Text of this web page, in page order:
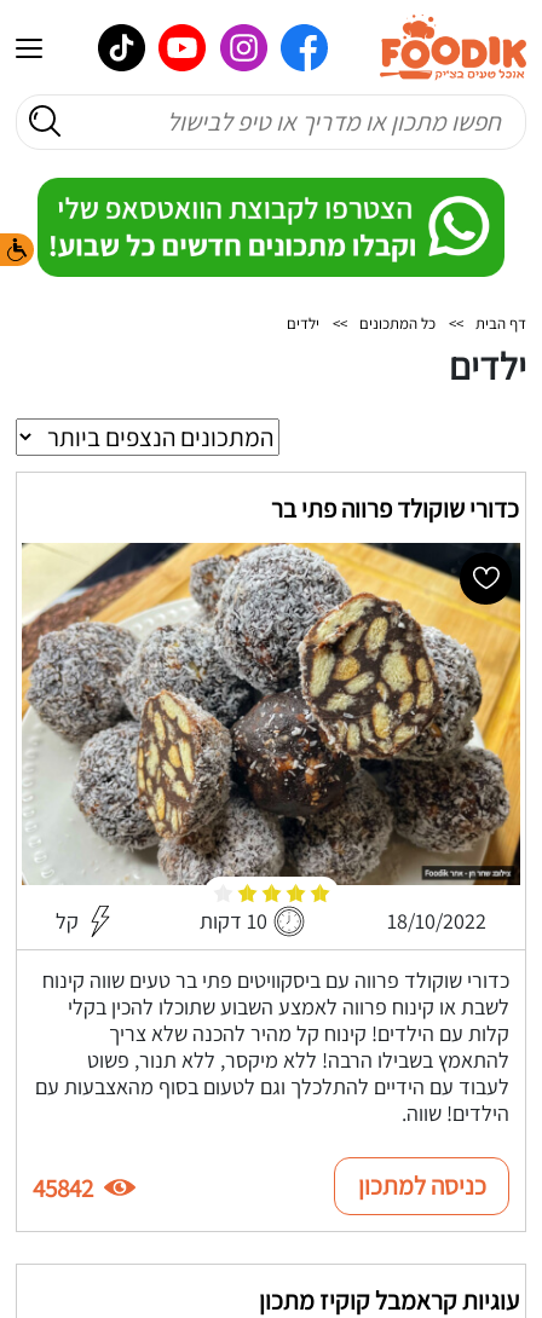
דף הבית >> כל המתכונים >> ילדים
ילדים
כדורי שוקולד פרווה פתי בר
18/10/2022 10 דקות קל
כדורי שוקולד פרווה עם ביסקוויטים פתי בר טעים שווה קינוח
לשבת או קינוח פרווה לאמצע השבוע שתוכלו להכין בקלי
קלות עם הילדים! קינוח קל מהיר להכנה שלא צריך
להתאמץ בשבילו הרבה! ללא מיקסר, ללא תנור, פשוט
לעבוד עם הידיים להתלכלך וגם לטעום בסוף מהאצבעות עם
הילדים! שווה.
כניסה למתכון 45842
עוגיות קראמבל קוקיז מתכון